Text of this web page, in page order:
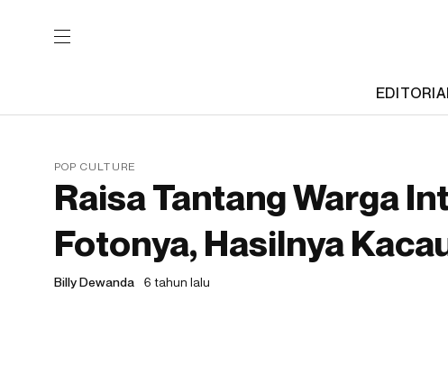
POP CULTURE
Raisa Tantang Warga
Fotonya, Hasilnya
Billy Dewanda 6 tahun lalu